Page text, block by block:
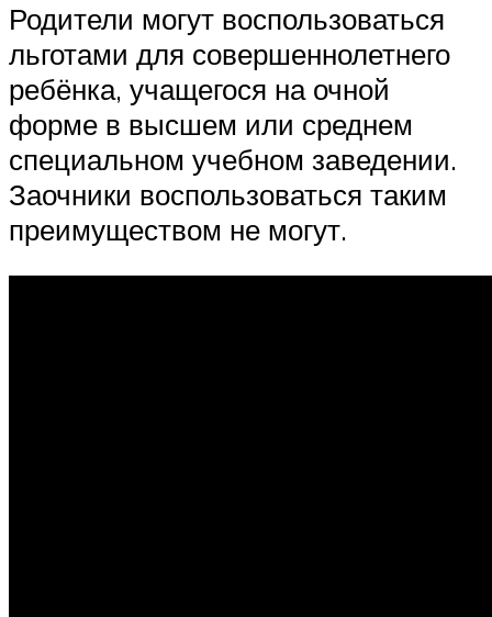
Родители могут воспользоваться
льготами для совершеннолетнего
ребёнка, учащегося на очной
форме в высшем или среднем
специальном учебном заведении.
Заочники воспользоваться таким
преимуществом не могут.